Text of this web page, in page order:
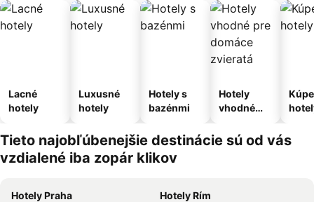
Lacné
hotely
Luxusné
hotely
Hotely s
bazénmi
Hotely
vhodné
domáce
zvieratá
Tieto najobľúbenejšie destinácie sú od vás
vzdialené iba zopár klikov
Hotely Praha
Hotely Rím